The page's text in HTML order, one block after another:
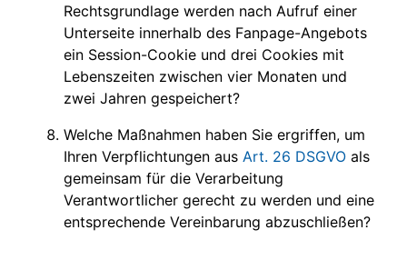
Rechtsgrundlage werden nach Aufruf einer
Unterseite innerhalb des Fanpage-Angebots
ein Session-Cookie und drei Cookies mit
Lebenszeiten zwischen vier Monaten und
zwei Jahren gespeichert?
Welche Maßnahmen haben Sie ergriffen, um
Ihren Verpflichtungen aus Art. 26 DSGVO als
gemeinsam für die Verarbeitung
Verantwortlicher gerecht zu werden und eine
entsprechende Vereinbarung abzuschließen?